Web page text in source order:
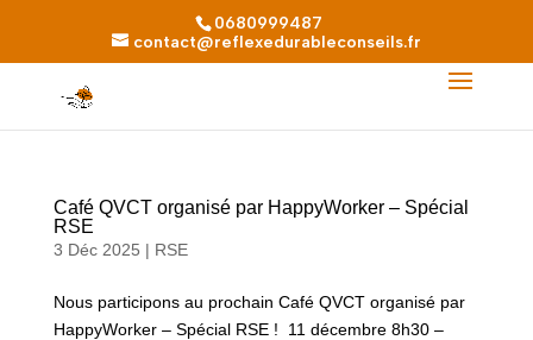
0680999487
contact@reflexedurableconseils.fr
Café QVCT organisé par HappyWorker – Spécial
RSE
3 Déc 2025 | RSE
Nous participons au prochain Café QVCT organisé par
HappyWorker – Spécial RSE ! 11 décembre 8h30 –